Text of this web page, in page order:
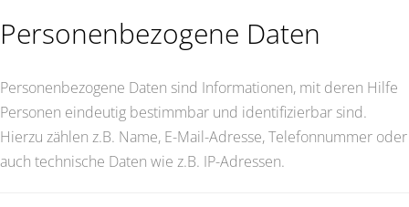
Personenbezogene Daten
Personenbezogene Daten sind Informationen, mit deren Hilfe
Personen eindeutig bestimmbar und identifizierbar sind.
Hierzu zählen z.B. Name, E-Mail-Adresse, Telefonnummer oder
auch technische Daten wie z.B. IP-Adressen.